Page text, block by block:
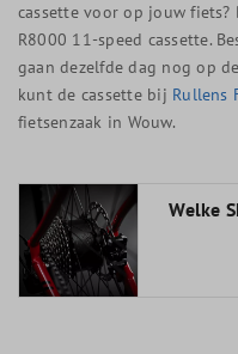
cassette voor op jouw fiets?
R8000 11-speed cassette.
gaan dezelfde dag nog op
kunt de cassette bij Rullens
fietsenzaak in Wouw.
Welke